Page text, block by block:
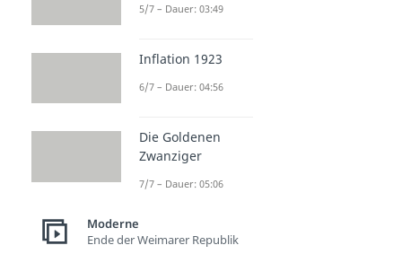
5/7 – Dauer: 03:49
Inflation 1923
6/7 – Dauer: 04:56
Die Goldenen
Zwanziger
7/7 – Dauer: 05:06
Moderne
Ende der Weimarer Republik